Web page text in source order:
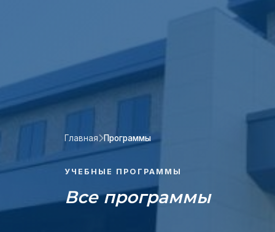
Главная Программы
УЧЕБНЫЕ ПРОГРАММЫ
Все программы